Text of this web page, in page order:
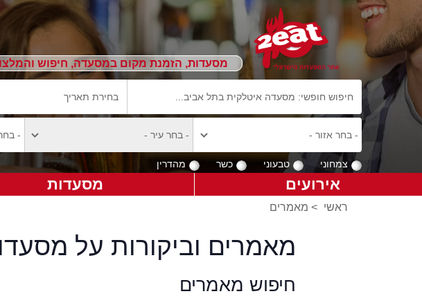
מסעדות, הזמנת מקום במסעדה, חיפוש
צמחוני טבעוני כשר מהדרין
אירועים מסעדות
ראשי > מאמרים
מאמרים וביקורות על
חיפוש מאמרים